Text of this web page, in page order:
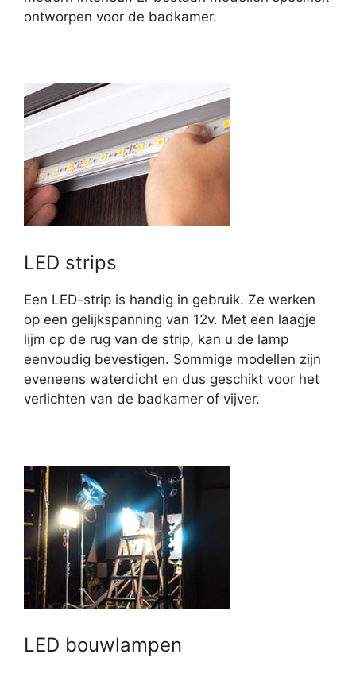
ontworpen voor de badkamer.
LED strips
Een LED-strip is handig in gebruik. Ze werken
op een gelijkspanning van 12v. Met een laagje
lijm op de rug van de strip, kan u de lamp
eenvoudig bevestigen. Sommige modellen zijn
eveneens waterdicht en dus geschikt voor het
verlichten van de badkamer of vijver.
LED bouwlampen